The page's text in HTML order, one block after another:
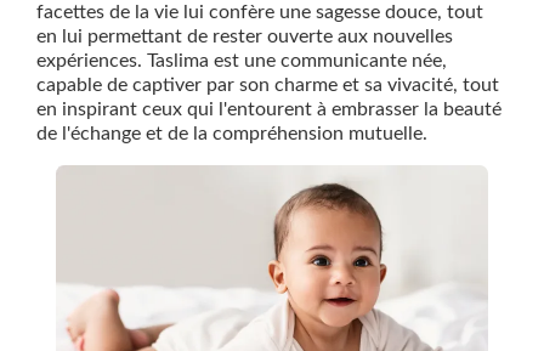
facettes de la vie lui confère une sagesse douce, tout
en lui permettant de rester ouverte aux nouvelles
expériences. Taslima est une communicante née,
capable de captiver par son charme et sa vivacité, tout
en inspirant ceux qui l'entourent à embrasser la beauté
de l'échange et de la compréhension mutuelle.